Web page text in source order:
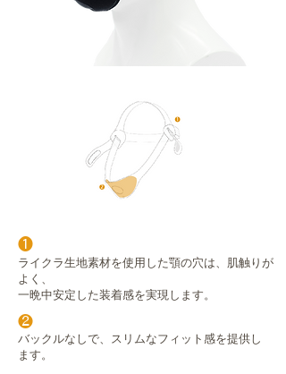
❶
ライクラ生地素材を使用した顎の穴は、肌触りが
よく、
一晩中安定した装着感を実現します。
❷
バックルなしで、スリムなフィット感を提供し
ます。